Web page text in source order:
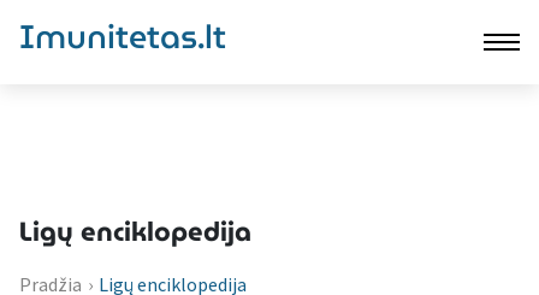
Imunitetas.lt
Ligų enciklopedija
Pradžia › Ligų enciklopedija